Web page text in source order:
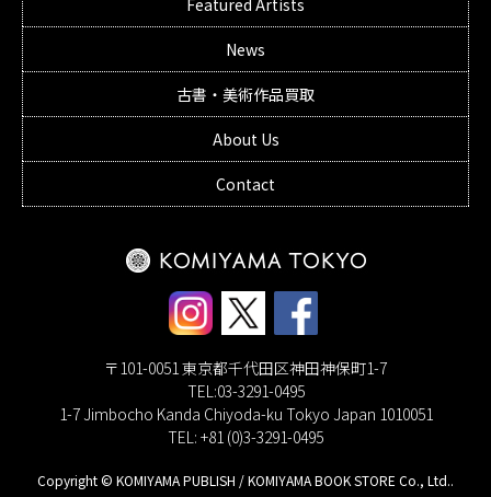
Featured Artists
News
古書・美術作品買取
About Us
Contact
〒101-0051 東京都千代田区神田神保町1-7
TEL:03-3291-0495
1-7 Jimbocho Kanda Chiyoda-ku Tokyo Japan 1010051
TEL: +81 (0)3-3291-0495
Copyright © KOMIYAMA PUBLISH / KOMIYAMA BOOK STORE Co., Ltd..